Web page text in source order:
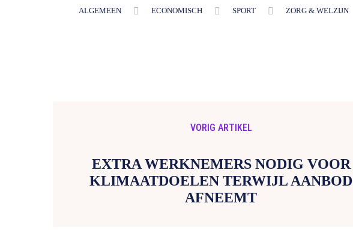
ALGEMEEN ECONOMISCH SPORT ZORG & WELZIJN
VORIG ARTIKEL
EXTRA WERKNEMERS NODIG VOOR
KLIMAATDOELEN TERWIJL AANBOD
AFNEEMT